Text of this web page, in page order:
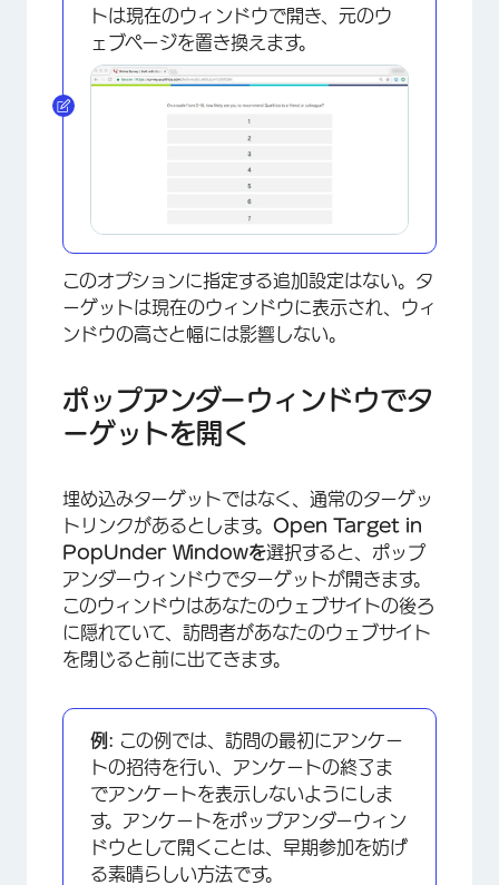
×
トは現在のウィンドウで開き、元のウ
ェブページを置き換えます。
このオプションに指定する追加設定はない。タ
ーゲットは現在のウィンドウに表示され、ウィ
ンドウの高さと幅には影響しない。
ポップアンダーウィンドウでタ
ーゲットを開く
埋め込みターゲットではなく、通常のターゲッ
トリンクがあるとします。 Open Target in
PopUnder Windowを選択すると、ポップ
アンダーウィンドウでターゲットが開きます。
このウィンドウはあなたのウェブサイトの後ろ
に隠れていて、訪問者があなたのウェブサイト
を閉じると前に出てきます。
例: この例では、訪問の最初にアンケー
トの招待を行い、アンケートの終了ま
でアンケートを表示しないようにしま
す。アンケートをポップアンダーウィン
ドウとして開くことは、早期参加を妨げ
る素晴らしい方法です。